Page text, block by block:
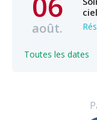
août.
Toutes les dates